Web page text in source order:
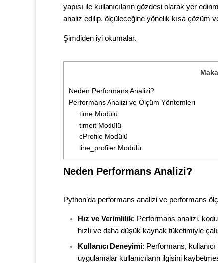
yapısı ile kullanıcıların gözdesi olarak yer
analiz edilip, ölçüleceğine yönelik kısa çözüm
Şimdiden iyi okumalar.
Neden Performans Analizi?
Performans Analizi ve Ölçüm Yöntemleri
time Modülü
timeit Modülü
cProfile Modülü
line_profiler Modülü
Neden Performans Analizi?
Python’da performans analizi ve performans
Hız ve Verimlilik: Performans analizi,
hızlı ve daha düşük kaynak tüketimiyle
Kullanıcı Deneyimi: Performans,
uygulamalar kullanıcıların ilgisini